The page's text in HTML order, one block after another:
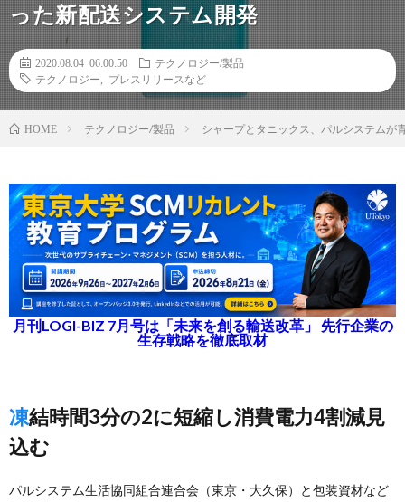
った新配送システム開発
2020.08.04 06:00:50
テクノロジー/製品
テクノロジー
プレスリリースなど
HOME テクノロジー/製品 シャープとタニックス、パルシステムが
月刊LOGI-BIZ 7月号は「未来を創る輸送改革」 先行企業の
生存戦略を徹底取材
凍結時間3分の2に短縮し消費電力4割減見
込む
パルシステム生活協同組合連合会（東京・大久保）と包装資材など